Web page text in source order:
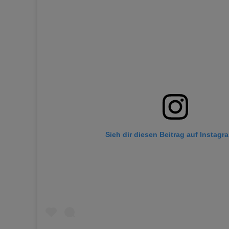
Sieh dir diesen Beitrag auf